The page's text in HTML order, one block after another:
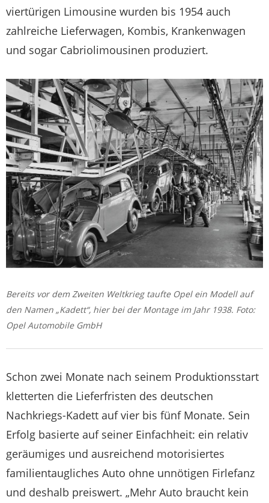
viertürigen Limousine wurden bis 1954 auch
zahlreiche Lieferwagen, Kombis, Krankenwagen
und sogar Cabriolimousinen produziert.
Bereits vor dem Zweiten Weltkrieg taufte Opel ein Modell auf
den Namen „Kadett“, hier bei der Montage im Jahr 1938. Foto:
Opel Automobile GmbH
Schon zwei Monate nach seinem Produktionsstart
kletterten die Lieferfristen des deutschen
Nachkriegs-Kadett auf vier bis fünf Monate. Sein
Erfolg basierte auf seiner Einfachheit: ein relativ
geräumiges und ausreichend motorisiertes
familientaugliches Auto ohne unnötigen Firlefanz
und deshalb preiswert. „Mehr Auto braucht kein